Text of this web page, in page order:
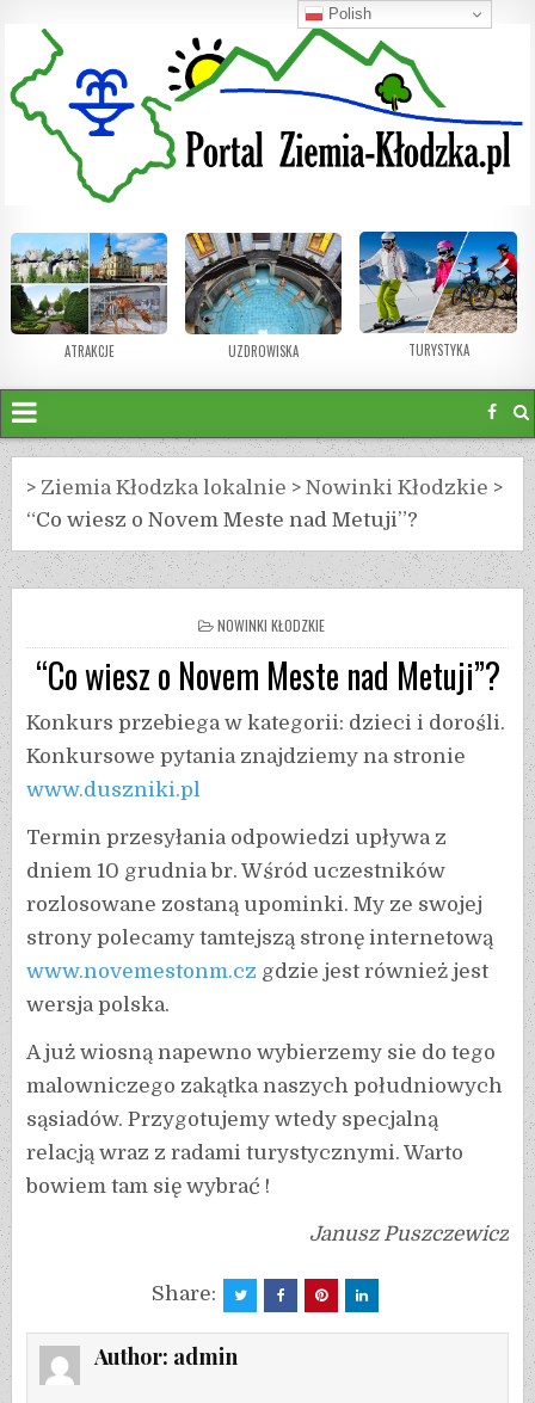
ATRAKCJE UZDROWISKA TURYSTYKA
> Ziemia Kłodzka lokalnie >Nowinki Kłodzkie >
“Co wiesz o Novem Meste nad Metuji”?
NOWINKI KŁODZKIE
“Co wiesz o Novem Meste nad Metuji”?
Konkurs przebiega w kategorii: dzieci i dorośli.
Konkursowe pytania znajdziemy na stronie
www.duszniki.pl
Termin przesyłania odpowiedzi upływa z
dniem 10 grudnia br. Wśród uczestników
rozlosowane zostaną upominki. My ze swojej
strony polecamy tamtejszą stronę internetową
www.novemestonm.cz gdzie jest również jest
wersja polska.
A już wiosną napewno wybierzemy sie do tego
malowniczego zakątka naszych południowych
sąsiadów. Przygotujemy wtedy specjalną
relacją wraz z radami turystycznymi. Warto
bowiem tam się wybrać !
Janusz Puszczewicz
Share:
Author: admin
Polish